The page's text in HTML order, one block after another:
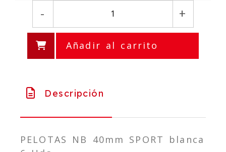
- +
Añadir al carrito
Descripción
PELOTAS NB 40mm SPORT blanca